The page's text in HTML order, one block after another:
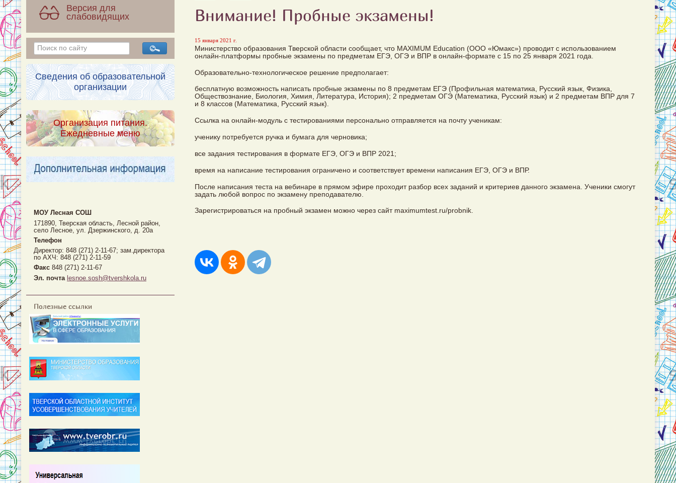
Версия для
слабовидящих
Сведения об образовательной
организации
Организация питания.
Ежедневные меню
МОУ Лесная CОШ
171890, Тверская область, Лесной район,
село Лесное, ул. Дзержинского, д. 20а
Телефон
Директор: 848 (271) 2-11-67; зам.директора
по АХЧ: 848 (271) 2-11-59
Факс 848 (271) 2-11-67
Эл. почта lesnoe.sosh@tvershkola.ru
Полезные ссылки
Внимание! Пробные экзамены!
15 января 2021 г.
Министерство образования Тверской области сообщает, что MAXIMUM Education (ООО «Юмакс») проводит с использованием
онлайн-платформы пробные экзамены по предметам ЕГЭ, ОГЭ и ВПР в онлайн-формате с 15 по 25 января 2021 года.
Образовательно-технологическое решение предполагает:
бесплатную возможность написать пробные экзамены по 8 предметам ЕГЭ (Профильная математика, Русский язык, Физика,
Обществознание, Биология, Химия, Литература, История); 2 предметам ОГЭ (Математика, Русский язык) и 2 предметам ВПР для 7
и 8 классов (Математика, Русский язык).
Ссылка на онлайн-модуль с тестированиями персонально отправляется на почту ученикам:
ученику потребуется ручка и бумага для черновика;
все задания тестирования в формате ЕГЭ, ОГЭ и ВПР 2021;
время на написание тестирования ограничено и соответствует времени написания ЕГЭ, ОГЭ и ВПР.
После написания теста на вебинаре в прямом эфире проходит разбор всех заданий и критериев данного экзамена. Ученики смогут
задать любой вопрос по экзамену преподавателю.
Зарегистрироваться на пробный экзамен можно через сайт maximumtest.ru/probnik.